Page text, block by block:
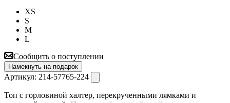
XS
S
M
L
Сообщить о поступлении
Намекнуть на подарок
Артикул: 214-57765-224
Топ с горловиной халтер, перекрученными лямками и